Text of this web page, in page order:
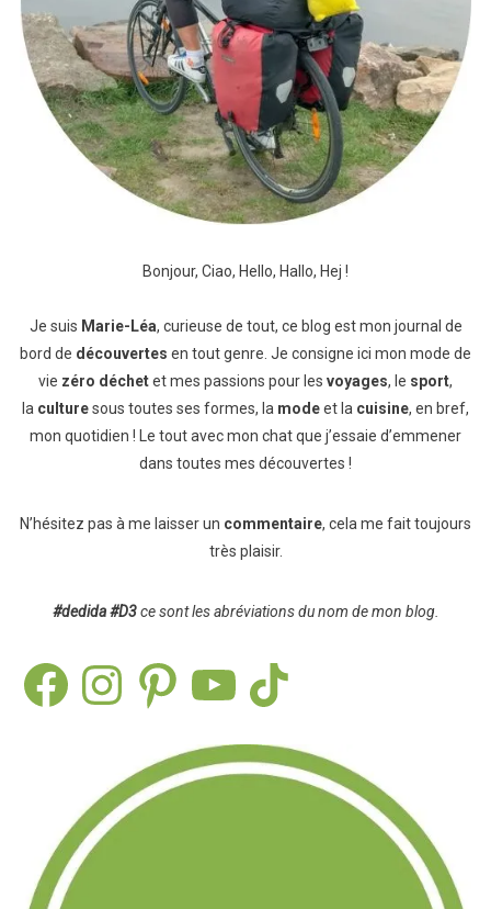
Bonjour, Ciao, Hello, Hallo, Hej !
Je suis Marie-Léa, curieuse de tout, ce blog est mon journal de
bord de découvertes en tout genre. Je consigne ici mon mode de
vie zéro déchetet mes passions pour les voyages, le sport,
la culturesous toutes ses formes, la modeet la cuisine, en bref,
mon quotidien ! Le tout avec mon chat que j’essaie d’emmener
dans toutes mes découvertes !
N’hésitez pas à me laisser un commentaire, cela me fait toujours
très plaisir.
#dedida #D3ce sont les abréviations du nom de mon blog.
FacebookInstagramPinterest TikTok